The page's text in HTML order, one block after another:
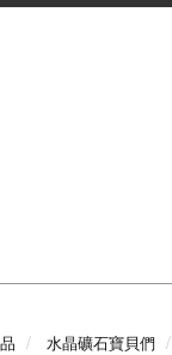
水晶礦石寶貝們